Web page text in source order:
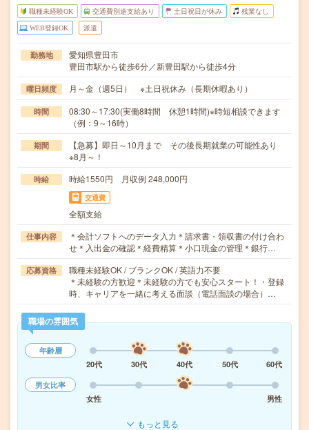
職種未経験OK 交通費別途支給あり 土日祝日が休み 残業なし
WEB登録OK 派遣
勤務地
愛知県豊田市
豊田市駅から徒歩6分／新豊田駅から徒歩4分
曜日頻度 月～金（週5日） ※土日祝休み（長期休暇あり）
時間
08:30～17:30(実働8時間 休憩1時間)※時短相談できます
（例：9～16時）
期間
【急募】即日～10月まで その後長期就業の可能性あり
※8月～！
時給 時給1550円 月収例 248,000円
交通費
全額支給
仕事内容
＊会計ソフトへのデータ入力＊請求書・領収書の付け合わ
せ＊入出金の確認＊経費精算＊小口現金の管理＊銀行…
応募資格
職種未経験OK / ブランクOK / 英語力不要
＊未経験の方歓迎＊未経験の方でも安心スタート！・登録
時、キャリアを一緒に考える面談（電話面談の場合）…
職場の雰囲気
年齢層
20代
30代 40代 50代
60代
男女比率
女性
男性
もっと見る